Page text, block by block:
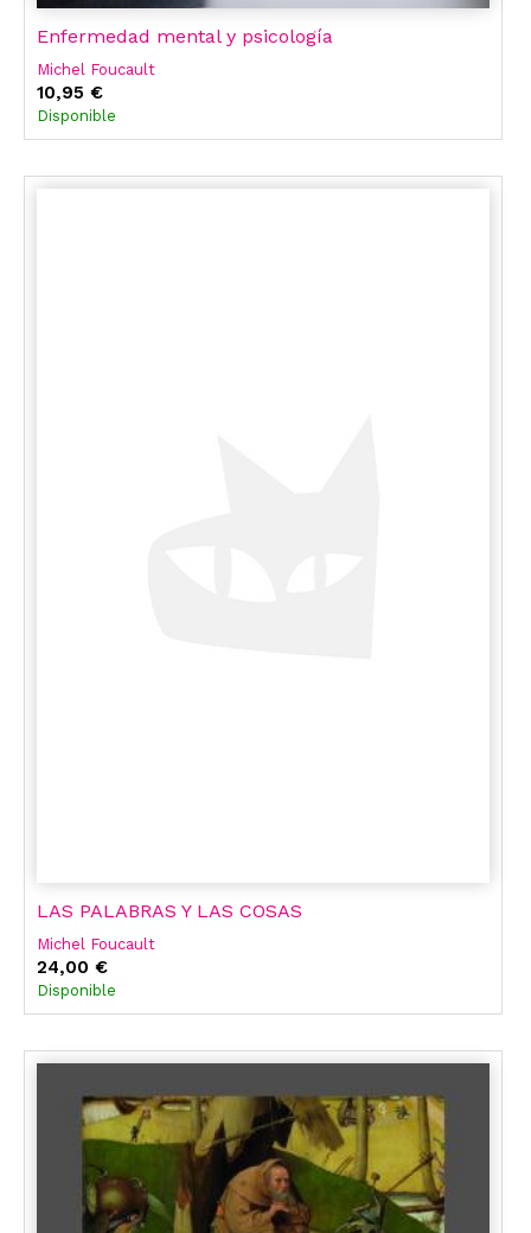
Enfermedad mental y psicología
Michel Foucault
10,95 €
Disponible
LAS PALABRAS Y LAS COSAS
Michel Foucault
24,00 €
Disponible